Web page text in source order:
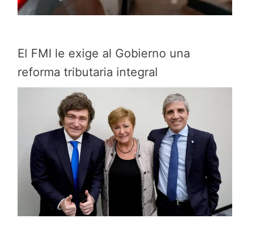
El FMI le exige al Gobierno una
reforma tributaria integral